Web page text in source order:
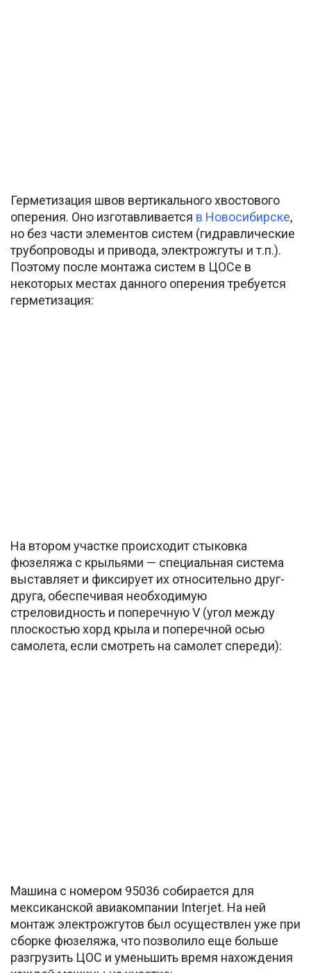
Герметизация швов вертикального хвостового
оперения. Оно изготавливается в Новосибирске,
но без части элементов систем (гидравлические
трубопроводы и привода, электрожгуты и т.п.).
Поэтому после монтажа систем в ЦОСе в
некоторых местах данного оперения требуется
герметизация:
На втором участке происходит стыковка
фюзеляжа с крыльями — специальная система
выставляет и фиксирует их относительно друг-
друга, обеспечивая необходимую
стреловидность и поперечную V (угол между
плоскостью хорд крыла и поперечной осью
самолета, если смотреть на самолет спереди):
Машина с номером 95036 собирается для
мексиканской авиакомпании Interjet. На ней
монтаж электрожгутов был осуществлен уже при
сборке фюзеляжа, что позволило еще больше
разгрузить ЦОС и уменьшить время нахождения